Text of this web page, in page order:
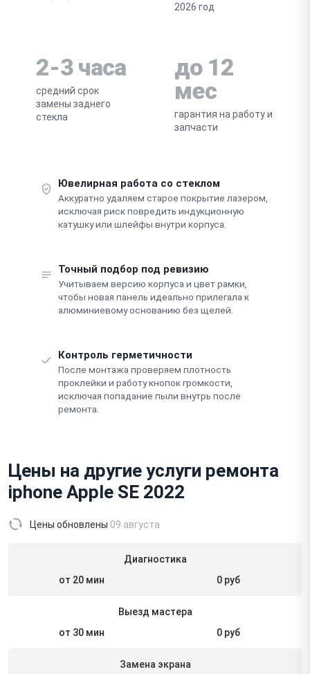
2026 год
2-3 часа
средний срок
замены заднего
стекла
до 12
мес
гарантия на работу и
запчасти
Ювелирная работа со стеклом
Аккуратно удаляем старое покрытие лазером,
исключая риск повредить индукционную
катушку или шлейфы внутри корпуса.
Точный подбор под ревизию
Учитываем версию корпуса и цвет рамки,
чтобы новая панель идеально прилегала к
алюминиевому основанию без щелей.
Контроль герметичности
После монтажа проверяем плотность
проклейки и работу кнопок громкости,
исключая попадание пыли внутрь после
ремонта.
Цены на другие услуги ремонта
iphone Apple SE 2022
Цены обновлены 09 августа
Диагностика
от 20 мин
0 руб
Выезд мастера
от 30 мин
0 руб
Замена экрана